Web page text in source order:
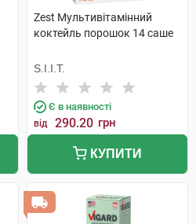
Zest Мультивітамінний
коктейль порошок 14 саше
S.I.I.T.
Є в наявності
від 290.20 грн
КУПИТИ